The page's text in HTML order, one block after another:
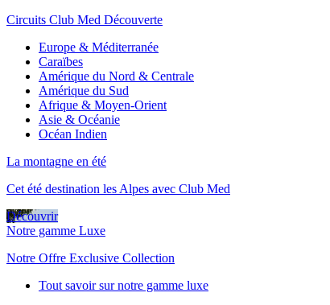
Circuits Club Med Découverte
Europe & Méditerranée
Caraïbes
Amérique du Nord & Centrale
Amérique du Sud
Afrique & Moyen-Orient
Asie & Océanie
Océan Indien
La montagne en été
Cet été destination les Alpes avec Club Med
Découvrir
Notre gamme Luxe
Notre Offre Exclusive Collection
Tout savoir sur notre gamme luxe